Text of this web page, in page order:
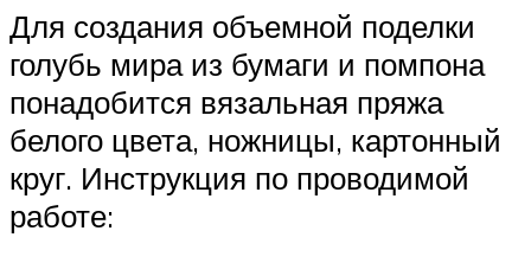
Для создания объемной поделки
голубь мира из бумаги и помпона
понадобится вязальная пряжа
белого цвета, ножницы, картонный
круг. Инструкция по проводимой
работе: